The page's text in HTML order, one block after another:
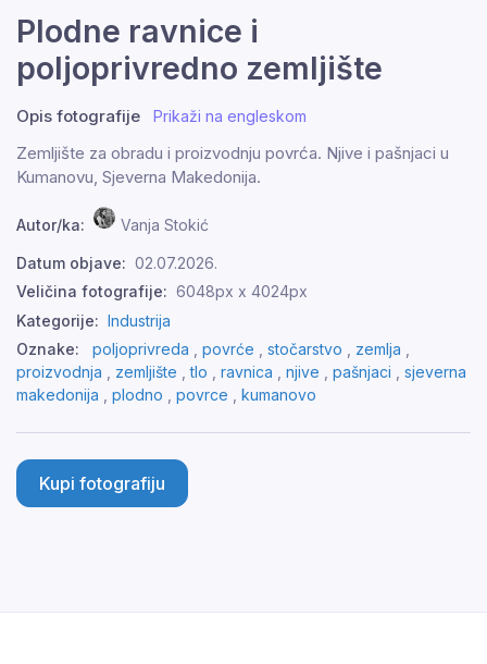
Plodne ravnice i
poljoprivredno zemljište
Opis fotografije Prikaži na engleskom
Zemljište za obradu i proizvodnju povrća. Njive i pašnjaci u
Kumanovu, Sjeverna Makedonija.
Autor/ka: Vanja Stokić
Datum objave: 02.07.2026.
Veličina fotografije: 6048px x 4024px
Kategorije: Industrija
Oznake:
poljoprivreda povrće stočarstvo zemlja
proizvodnja
zemljište ,tlo ravnica njive pašnjaci
sjeverna
makedonija
plodno povrce kumanovo
Kupi fotografiju